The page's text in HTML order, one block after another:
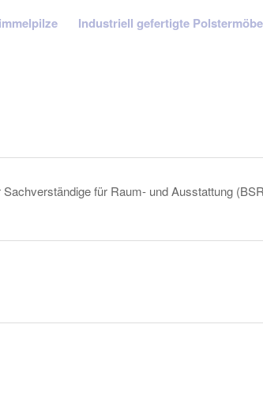
Industriell gefertigte
für Raum- und Ausstattung